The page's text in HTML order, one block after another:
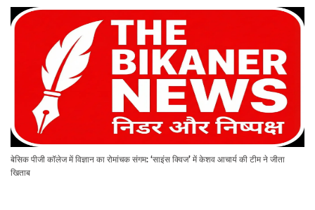
बेसिक पीजी कॉलेज में विज्ञान का रोमांचक संगम: ‘साइंस क्विज’ में केशव आचार्य की टीम ने जीता
खिताब